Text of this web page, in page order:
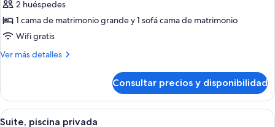
Suite,
vistas
al
2 huéspedes
1 cama de matrimonio grande y 1 sofá cama de matrimonio
Wifi gratis
Ver más detalles
Más
vistas
al
jardín
Consultar precios y disponibilidad
Abrir
Habitación de hotel con cama,
6
Suite, piscina privada